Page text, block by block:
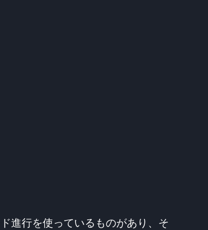
進行を使っているものがあり、そ